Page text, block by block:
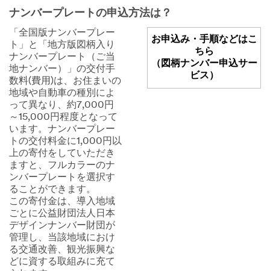
ナンバープレートの申込方法は？
「全国版ナンバープレー
ト」と「地方版図柄入り
ナンバープレート（ご当
地ナンバー）」の交付手
数料(費用)は、お住まいの
地域や自動車の種別によ
って異なり、約7,000円
～15,000円程度となって
います。ナンバープレー
トの交付料金に1,000円以
上の寄付をしていただき
ますと、フルカラーのナ
ンバープレートを選択す
ることができます。
この寄付金は、導入地域
ごとに公益財団法人日本
デザインナンバー財団が
管理し、当該地域におけ
る交通改善、観光振興な
どに資する取組みに充て
お申込み・手順などはこ
ちら
（図柄ナンバー申込サー
ビス）